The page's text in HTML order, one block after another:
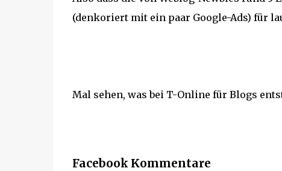
(denkoriert mit ein paar Google-Ads) für
Mal sehen, was bei T-Online für Blogs
Facebook Kommentare